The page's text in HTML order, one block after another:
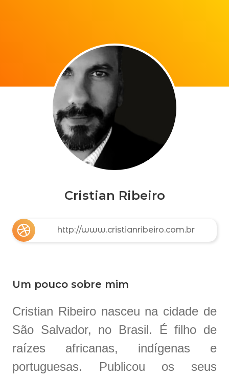
Cristian Ribeiro
http://www.cristianribeiro.com.br
Um pouco sobre mim
Cristian Ribeiro nasceu na cidade de
São Salvador, no Brasil. É filho de
raízes africanas, indígenas e
portuguesas. Publicou os seus